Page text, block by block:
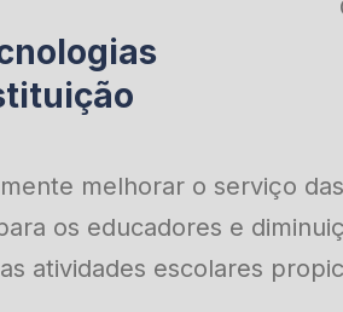
melhorar o serviço
os educadores e
atividades escolares